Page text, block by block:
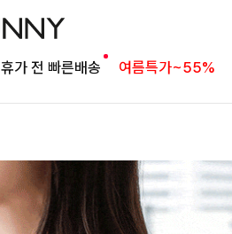
휴가 전 빠른배송 여름특가~55%